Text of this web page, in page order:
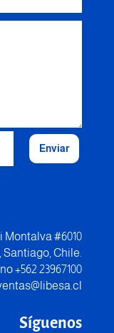
Enviar
Montalva #6010
Chile.
+562 23967100
Síguenos